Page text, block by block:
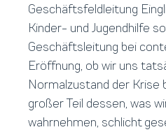
Geschäftsfeldleitung
Kinder- und Jugendhilfe
Geschäftsleitung bei
Eröffnung, ob wir uns
Normalzustand der Krise
großer Teil dessen, was
wahrnehmen, schlicht